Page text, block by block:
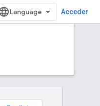
Acceder